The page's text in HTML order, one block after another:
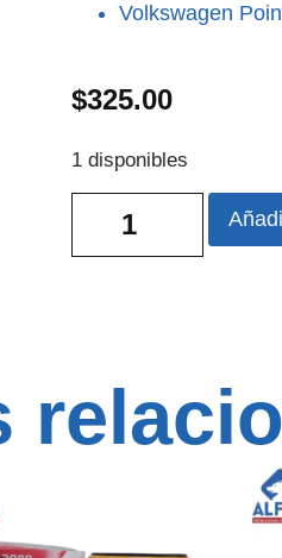
Volkswagen
$325.00
1 disponibles